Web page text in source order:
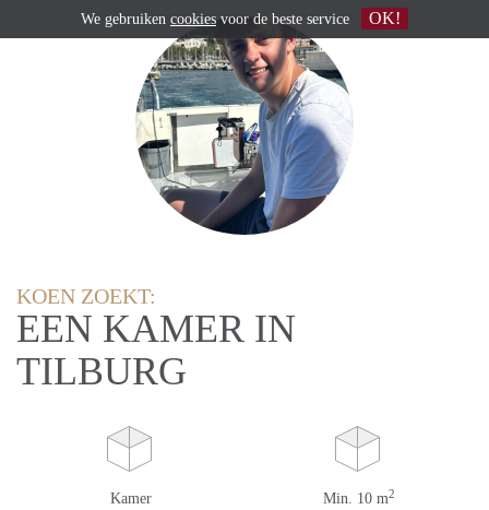
KOEN ZOEKT:
EEN KAMER IN
TILBURG
Kamer Min. 10 m2
We gebruiken cookies voor de beste service OK!